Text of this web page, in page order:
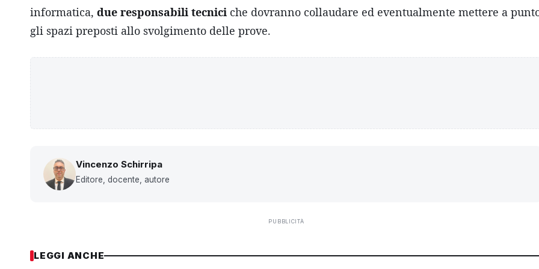
informatica, due responsabili tecnici che dovranno collaudare ed eventualmente mettere a
gli spazi preposti allo svolgimento delle prove.
Vincenzo Schirripa
Editore, docente, autore
PUBBLICITÀ
LEGGI ANCHE